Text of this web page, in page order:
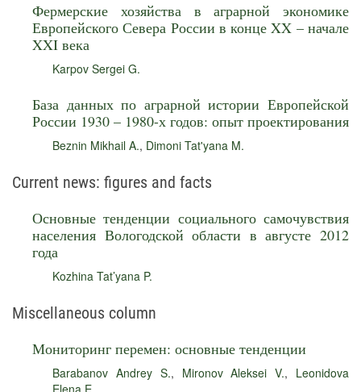
Фермерские хозяйства в аграрной экономике
Европейского Севера России в конце XX – начале
XXI века
Karpov Sergei G.
База данных по аграрной истории Европейской
России 1930 – 1980-х годов: опыт проектирования
Beznin Mikhail A., Dimoni Tat'yana M.
Current news: figures and facts
Основные тенденции социального самочувствия
населения Вологодской области в августе 2012
года
Kozhina Tat’yana P.
Miscellaneous column
Мониторинг перемен: основные тенденции
Barabanov Andrey S., Mironov Aleksei V., Leonidova
Elena E.